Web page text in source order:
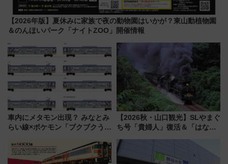
【2026年版】夏休みに家族で夜の動物園はいかが？東山動植物園
＆のんほいパーク「ナイトZOO」開催情報
車内にメタモン出現？ みなとみ
らい線×ポケモン「ブクブクうみ
行開始に！ この夏は直通列車で
横浜へ！
【2026秋・山口観光】SLやまぐ
ち号「貴婦人」復活＆「はなあ
注目観光列車まとめ きっぷの取
り方は？